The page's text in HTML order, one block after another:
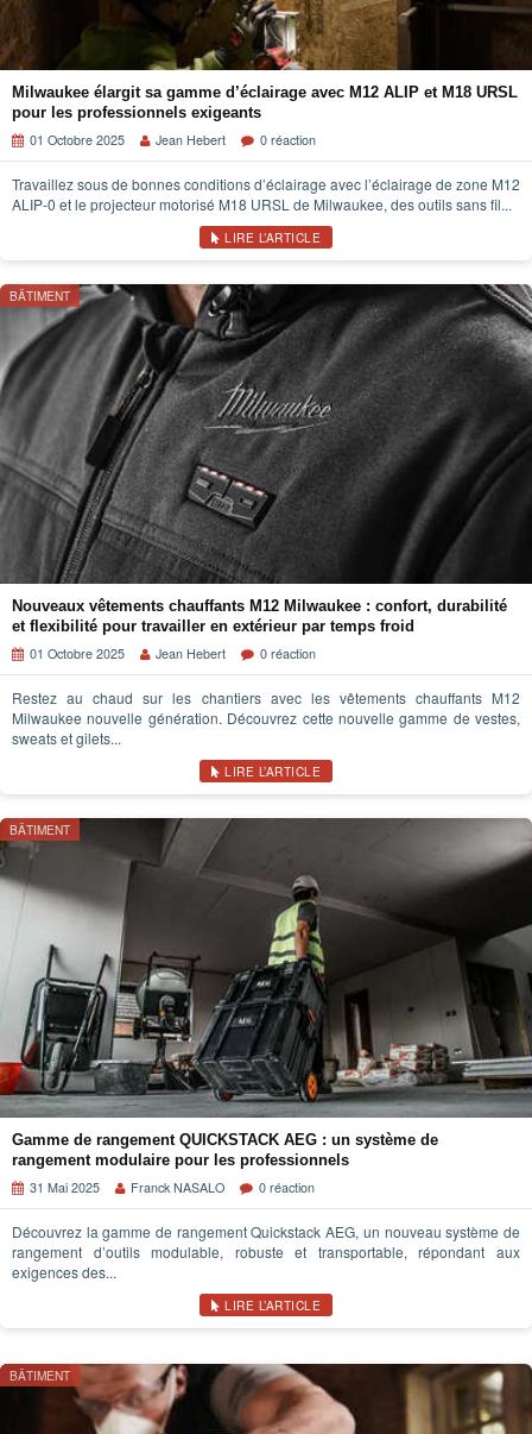
Milwaukee élargit sa gamme d’éclairage avec M12 ALIP et M18 URSL
pour les professionnels exigeants
01 Octobre 2025
Jean Hebert 0 réaction
Travaillez sous de bonnes conditions d’éclairage avec l’éclairage de zone M12
ALIP-0 et le projecteur motorisé M18 URSL de Milwaukee, des outils sans fil...
LIRE L’ARTICLE
BÂTIMENT
Nouveaux vêtements chauffants M12 Milwaukee : confort, durabilité
et flexibilité pour travailler en extérieur par temps froid
01 Octobre 2025
Jean Hebert 0 réaction
Restez au chaud sur les chantiers avec les vêtements chauffants M12
Milwaukee nouvelle génération. Découvrez cette nouvelle gamme de vestes,
sweats et gilets...
LIRE L’ARTICLE
BÂTIMENT
Gamme de rangement QUICKSTACK AEG : un système de
rangement modulaire pour les professionnels
31 Mai 2025
Franck NASALO 0 réaction
Découvrez la gamme de rangement Quickstack AEG, un nouveau système de
rangement d’outils modulable, robuste et transportable, répondant aux
exigences des...
LIRE L’ARTICLE
BÂTIMENT